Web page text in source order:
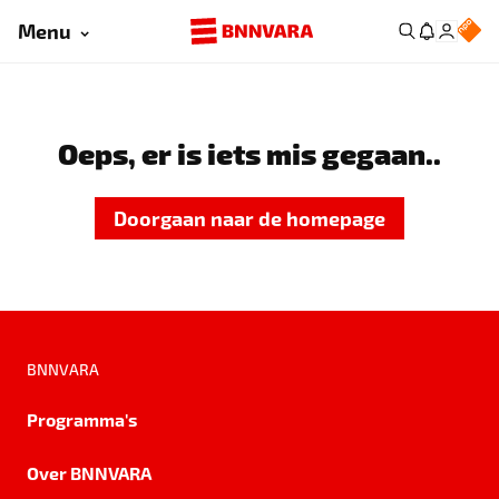
Menu
Oeps, er is iets mis gegaan..
Doorgaan naar de homepage
BNNVARA
Programma's
Over BNNVARA